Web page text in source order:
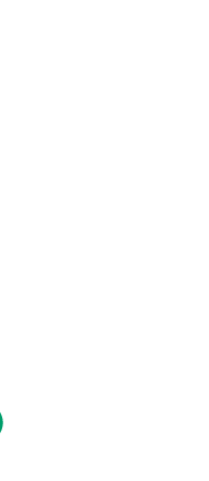
仙台市営地下鉄東西線/薬